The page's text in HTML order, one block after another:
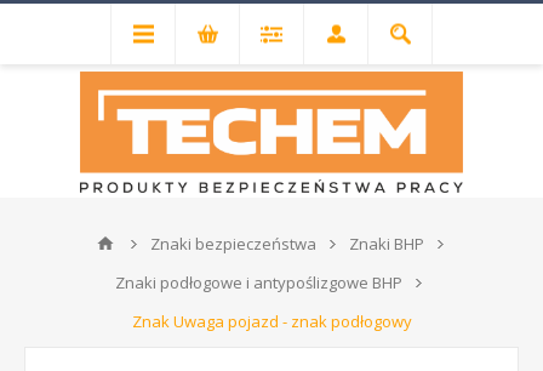
Znaki bezpieczeństwa
Znaki BHP
Znaki podłogowe i antypoślizgowe BHP
Znak Uwaga pojazd - znak podłogowy